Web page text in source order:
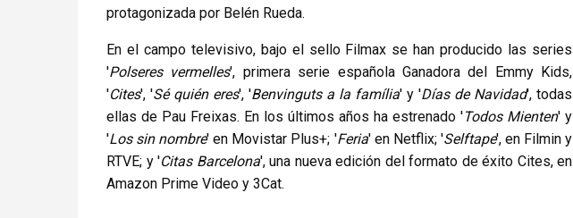
protagonizada por Belén Rueda.
En el campo televisivo, bajo el sello Filmax se han producido las series
'Polseres vermelles', primera serie española Ganadora del Emmy Kids,
'Cites', 'Sé quién eres', 'Benvinguts a la família' y 'Días de Navidad', todas
ellas de Pau Freixas. En los últimos años ha estrenado 'Todos Mienten' y
'Los sin nombre' en Movistar Plus+; 'Feria' en Netflix; 'Selftape', en Filmin y
RTVE; y 'Citas Barcelona', una nueva edición del formato de éxito Cites, en
Amazon Prime Video y 3Cat.